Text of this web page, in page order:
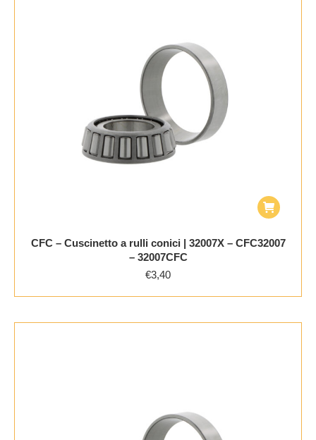
CFC – Cuscinetto a rulli conici | 32007X – CFC32007
– 32007CFC
€3,40